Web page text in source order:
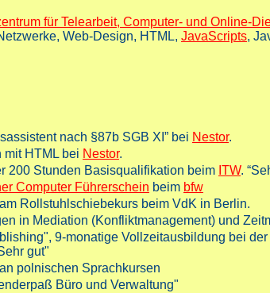
für Telearbeit, Computer- und Online-
Web-Design, HTML, JavaScripts,
nach §87b SGB XI” bei Nestor.
mit HTML bei Nestor.
200 Stunden Basisqualifikation beim ITW.
Computer Führerschein beim bfw
Rollstuhlschiebekurs beim VdK in Berlin.
in Mediation (Konfliktmanagement) und
9-monatige Vollzeitausbildung bei der
gut"
polnischen Sprachkursen
Büro und Verwaltung"